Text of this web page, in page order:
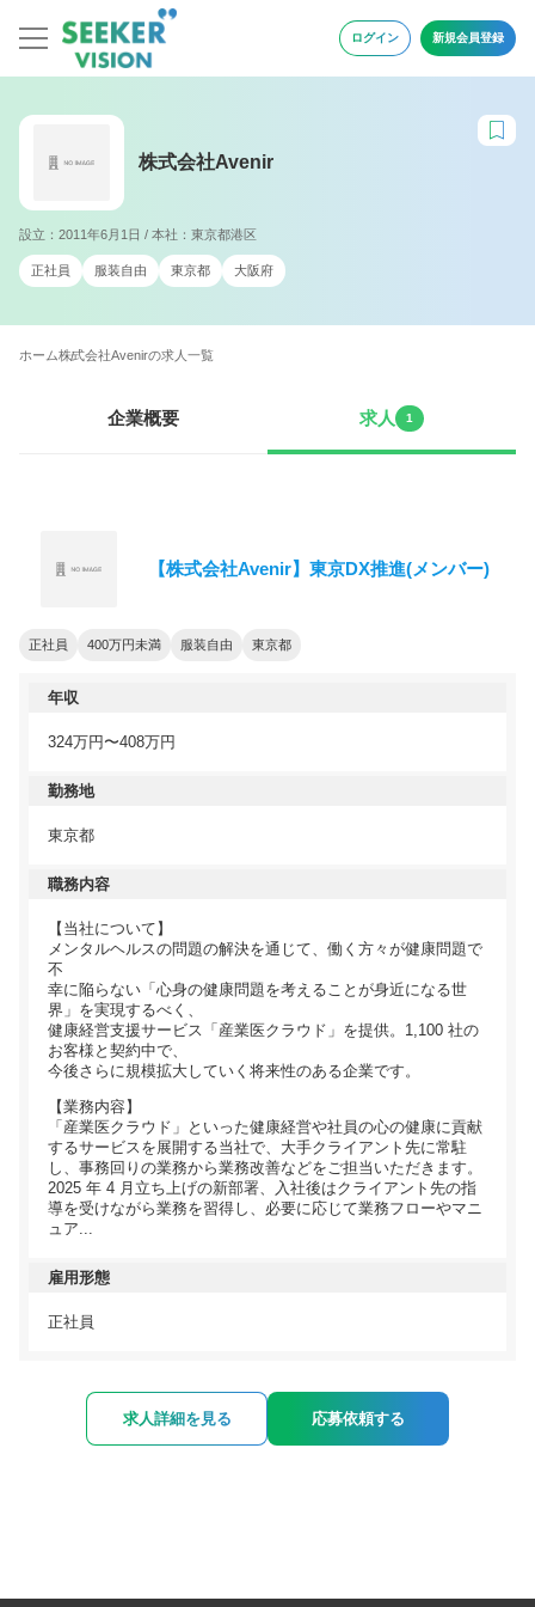
ログイン 新規会員登録
株式会社Avenir
設立：2011年6月1日 / 本社：東京都港区
正社員 服装自由 東京都 大阪府
ホーム株式会社Avenirの求人一覧
企業概要 求人 1
【株式会社Avenir】東京DX推進(メンバー)
正社員 400万円未満 服装自由 東京都
年収
324万円〜408万円
勤務地
東京都
職務内容
【当社について】
メンタルヘルスの問題の解決を通じて、働く方々が健康問題で
不
幸に陥らない「心身の健康問題を考えることが身近になる世
界」を実現するべく、
健康経営支援サービス「産業医クラウド」を提供。1,100 社の
お客様と契約中で、
今後さらに規模拡大していく将来性のある企業です。
【業務内容】
「産業医クラウド」といった健康経営や社員の心の健康に貢献
するサービスを展開する当社で、大手クライアント先に常駐
し、事務回りの業務から業務改善などをご担当いただきます。
2025 年 4 月立ち上げの新部署、入社後はクライアント先の指
導を受けながら業務を習得し、必要に応じて業務フローやマニ
ュア...
雇用形態
正社員
求人詳細を見る 応募依頼する